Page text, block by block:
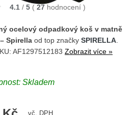
4.1 / 5 ( 27 hodnocení )
ocelový odpadkový koš v matně
Spirellaod top značky SPIRELLA.
AF1297512183 Zobrazit více »
Skladem
vč. DPH